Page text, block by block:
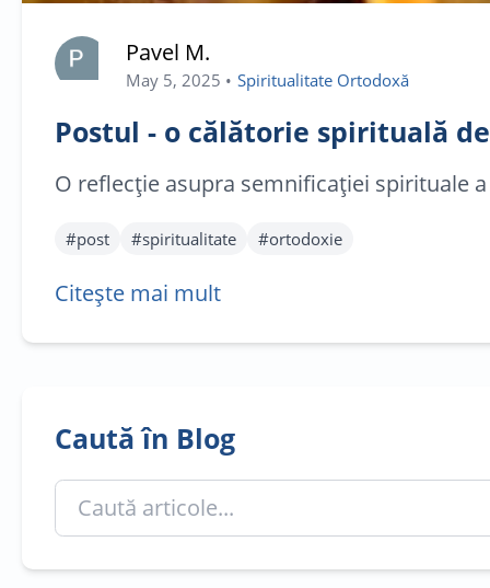
Pavel M.
May 5, 2025 • Spiritualitate Ortodoxă
Postul - o călătorie spirituală
O reflecție asupra semnificației spirituale
#post #spiritualitate #ortodoxie
Citește mai mult
Caută în Blog